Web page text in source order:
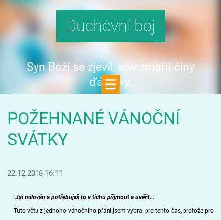
Duchovní boj
Syn Boží se zjevil, aby zmařil činy
ďáblovy.
POŽEHNANÉ VÁNOČNÍ
SVÁTKY
22.12.2018 16:11
"Jsi milován a potřebuješ to v tichu přijmout a uvěřit..."
Tuto větu z jednoho vánočního přání jsem vybral pro tento čas, protože pro